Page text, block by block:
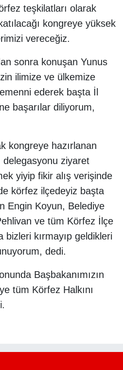
teşkilatları olarak
kongreye yüksek
vereceğiz.
sonra konuşan Yunus
ilimize ve ülkemize
ederek başta İl
başarılar diliyorum,
kongreye hazırlanan
ziyaret
yiyip fikir alış verişinde
körfez ilçedeyiz başta
Engin Koyun, Belediye
ve tüm Körfez İlçe
bizleri kırmayıp geldikleri
dedi.
Başbakanımızın
tüm Körfez Halkını